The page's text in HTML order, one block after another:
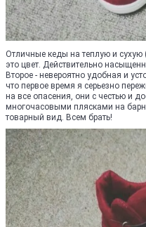
Отличные кеды на теплую и сухую
это цвет. Действительно
Второе - невероятно удобная и
что первое время я серьезно
на все опасения, они с честью и
многочасовыми плясками на
товарный вид. Всем брать!